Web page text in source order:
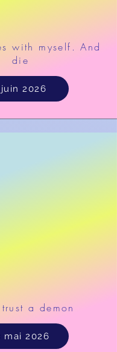
with myself. And
die
2026
a demon
mai 2026